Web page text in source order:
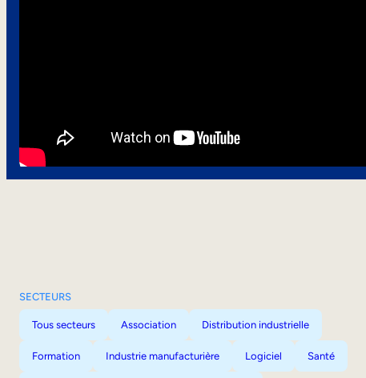
SECTEURS
Tous secteurs Association Distribution industrielle
Formation Industrie manufacturière Logiciel Santé